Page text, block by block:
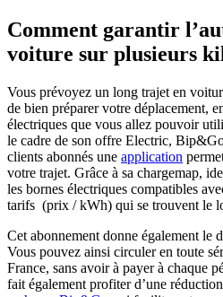
Comment garantir
voiture sur plusieurs
Vous prévoyez un long trajet en
de bien préparer votre déplacement,
électriques que vous allez pouvoir
le cadre de son offre Electric,
clients abonnés une application
votre trajet. Grâce à sa chargemap,
les bornes électriques compatibles
tarifs (prix / kWh) qui se trouvent le
Cet abonnement donne également le
Vous pouvez ainsi circuler en toute
France, sans avoir à payer à chaque
fait également profiter d’une